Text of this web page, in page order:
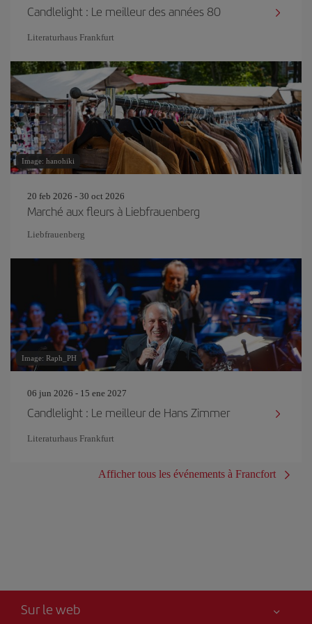
Candlelight : Le meilleur des années 80
Literaturhaus Frankfurt
Image: hanohiki
20 feb 2026 - 30 oct 2026
Marché aux fleurs à Liebfrauenberg
Liebfrauenberg
Image: Raph_PH
06 jun 2026 - 15 ene 2027
Candlelight : Le meilleur de Hans Zimmer
Literaturhaus Frankfurt
Afficher tous les événements à Francfort
Sur le web